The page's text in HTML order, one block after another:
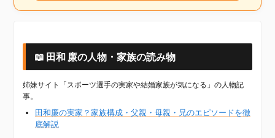
📖 田和 廉の人物・家族の読み物
姉妹サイト「スポーツ選手の実家や結婚家族が気になる」の人物記
事。
田和廉の実家？家族構成・父親・母親・兄のエピソードを徹
底解説